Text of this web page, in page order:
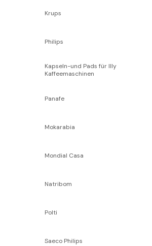
Krups
Philips
Kapseln-und Pads für Illy
Kaffeemaschinen
Panafe
Mokarabia
Mondial Casa
Natribom
Polti
Saeco Philips